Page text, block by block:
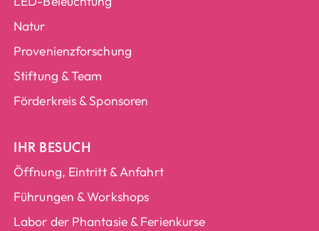
Natur
Provenienzforschung
Stiftung & Team
Förderkreis & Sponsoren
IHR BESUCH
Öffnung, Eintritt & Anfahrt
Führungen & Workshops
Labor der Phantasie & Ferienkurse